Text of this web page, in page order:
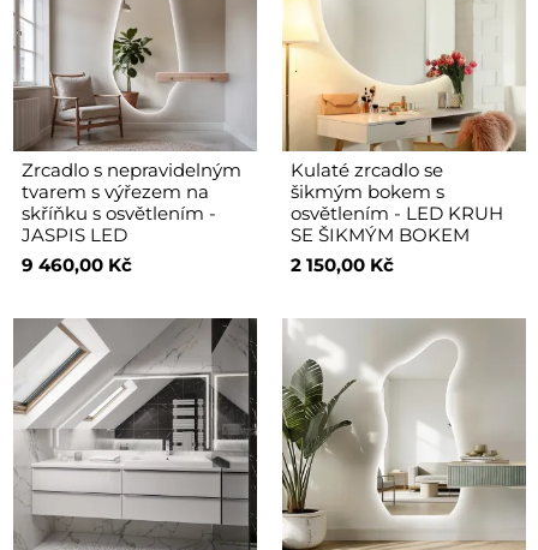
Zrcadlo s nepravidelným
tvarem s výřezem na
skříňku s osvětlením -
JASPIS LED
9 460,00 Kč
Kulaté zrcadlo se
šikmým bokem s
osvětlením - LED KRUH
SE ŠIKMÝM BOKEM
2 150,00 Kč